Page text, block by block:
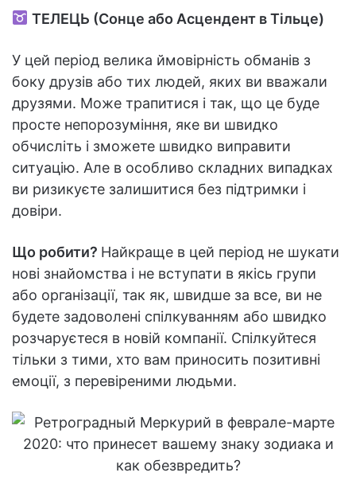
ТЕЛЕЦЬ (Сонце або Асцендент в Тільце)
У цей період велика ймовірність обманів з
боку друзів або тих людей, яких ви вважали
друзями. Може трапитися і так, що це буде
просте непорозуміння, яке ви швидко
обчисліть і зможете швидко виправити
ситуацію. Але в особливо складних випадках
ви ризикуєте залишитися без підтримки і
довіри.
Що робити? Найкраще в цей період не шукати
нові знайомства і не вступати в якісь групи
або організації, так як, швидше за все, ви не
будете задоволені спілкуванням або швидко
розчаруєтеся в новій компанії. Спілкуйтеся
тільки з тими, хто вам приносить позитивні
емоції, з перевіреними людьми.